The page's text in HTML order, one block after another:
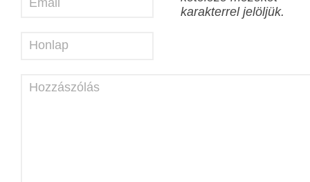
karakterrel jelöljük.
Email
Honlap
Hozzászólás